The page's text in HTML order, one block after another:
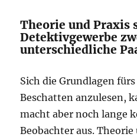
Theorie und Praxis
Detektivgewerbe
unterschiedliche
Sich die Grundlagen
Beschatten anzulesen,
macht aber noch lange
Beobachter aus.